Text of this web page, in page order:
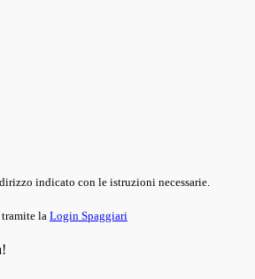
indicato con le istruzioni necessarie.
tramite la Login Spaggiari